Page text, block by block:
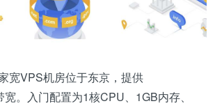
宽VPS机房位于东京，提供
。入门配置为1核CPU、1GB内存、